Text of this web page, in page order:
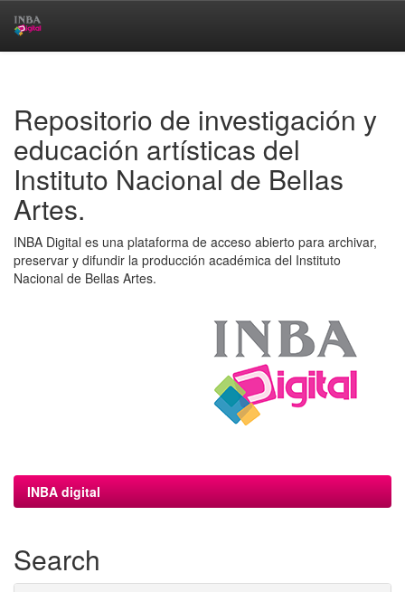
Repositorio de investigación y
educación artísticas del
Instituto Nacional de Bellas
Artes.
INBA Digital es una plataforma de acceso abierto para archivar,
preservar y difundir la producción académica del Instituto
Nacional de Bellas Artes.
INBA digital
Search